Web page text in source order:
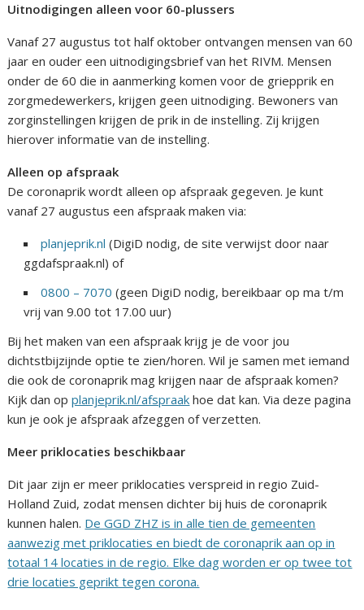
Uitnodigingen alleen voor 60-plussers
Vanaf 27 augustus tot half oktober ontvangen mensen van 60
jaar en ouder een uitnodigingsbrief van het RIVM. Mensen
onder de 60 die in aanmerking komen voor de griepprik en
zorgmedewerkers, krijgen geen uitnodiging. Bewoners van
zorginstellingen krijgen de prik in de instelling. Zij krijgen
hierover informatie van de instelling.
Alleen op afspraak
De coronaprik wordt alleen op afspraak gegeven. Je kunt
vanaf 27 augustus een afspraak maken via:
planjeprik.nl (DigiD nodig, de site verwijst door naar
ggdafspraak.nl) of
0800 – 7070 (geen DigiD nodig, bereikbaar op ma t/m
vrij van 9.00 tot 17.00 uur)
Bij het maken van een afspraak krijg je de voor jou
dichtstbijzijnde optie te zien/horen. Wil je samen met iemand
die ook de coronaprik mag krijgen naar de afspraak komen?
Kijk dan opplanjeprik.nl/afspraak hoe dat kan. Via deze pagina
kun je ook je afspraak afzeggen of verzetten.
Meer priklocaties beschikbaar
Dit jaar zijn er meer priklocaties verspreid in regio Zuid-
Holland Zuid, zodat mensen dichter bij huis de coronaprik
kunnen halen. De GGD ZHZ is in alle tien de gemeenten
aanwezig met priklocaties en biedt de coronaprik aan op in
totaal 14 locaties in de regio. Elke dag worden er op twee tot
drie locaties geprikt tegen corona.